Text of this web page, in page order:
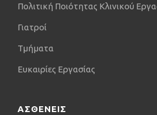
Πολιτική Ποιότητας Κλινικού
Γιατροί
Τμήματα
Ευκαιρίες Εργασίας
ΑΣΘΕΝΕΙΣ